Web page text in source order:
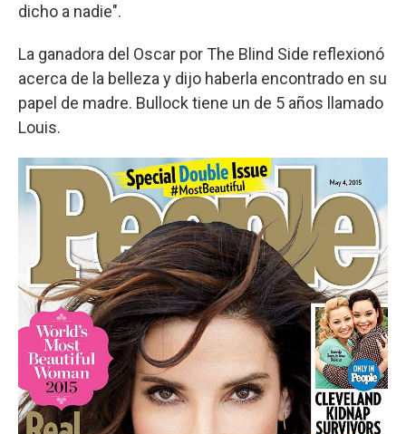
dicho a nadie".
La ganadora del Oscar por The Blind Side reflexionó
acerca de la belleza y dijo haberla encontrado en su
papel de madre. Bullock tiene un de 5 años llamado
Louis.